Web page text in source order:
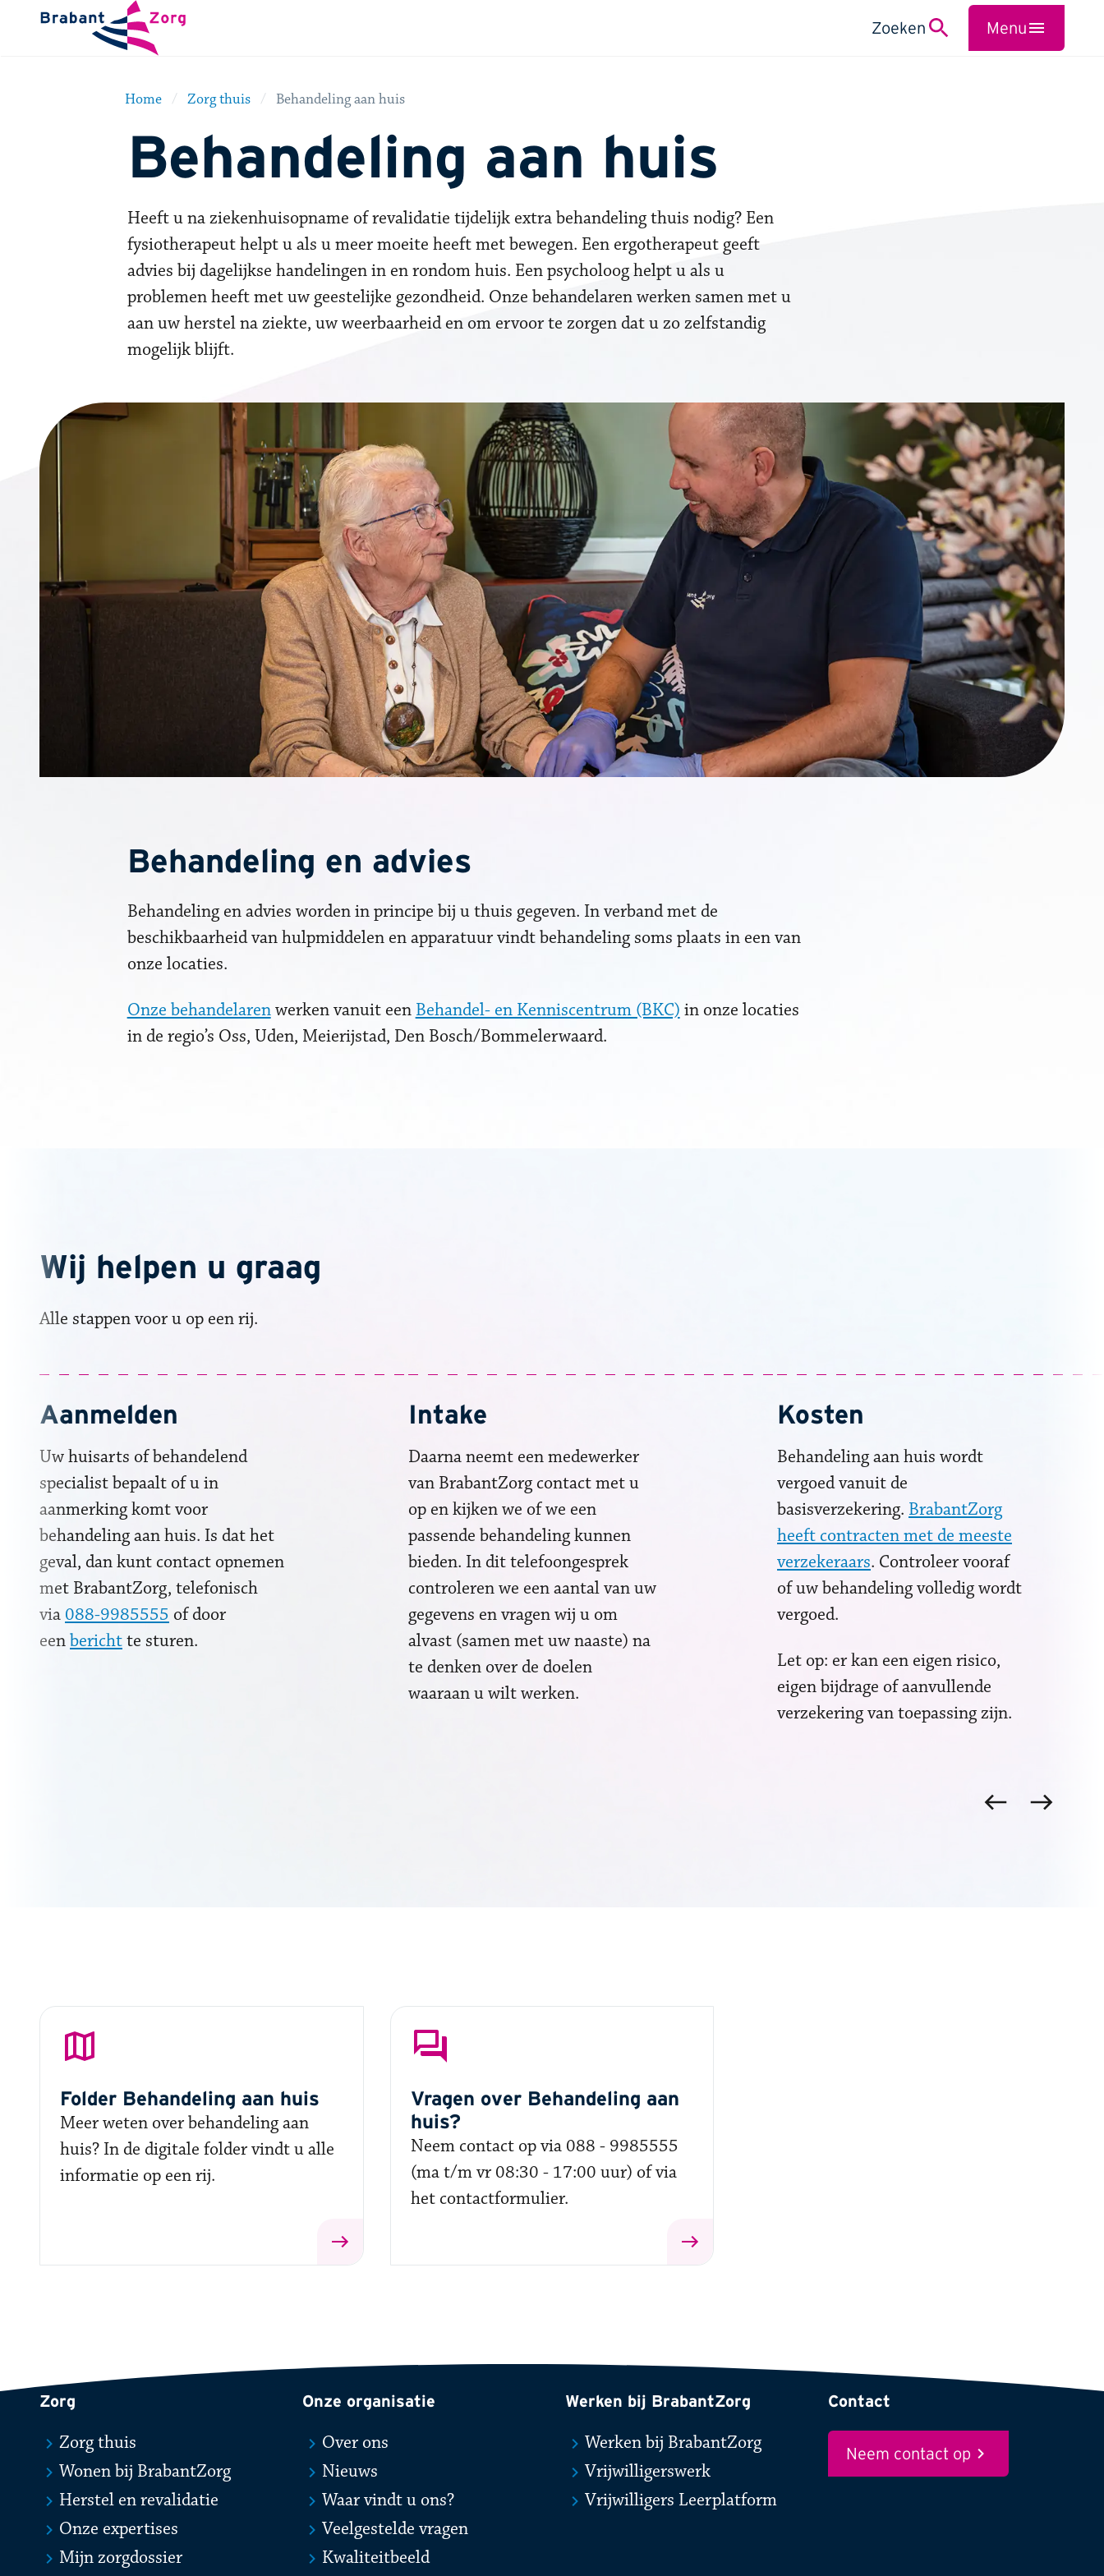
BrabantZorg Logo
Zoeken Menu
Sluiten
Home Zorg thuis Behandeling aan huis
Behandeling aan huis
Heeft u na ziekenhuisopname of revalidatie tijdelijk extra behandeling thuis nodig? Een
fysiotherapeut helpt u als u meer moeite heeft met bewegen. Een ergotherapeut geeft
advies bij dagelijkse handelingen in en rondom huis. Een psycholoog helpt u als u
problemen heeft met uw geestelijke gezondheid. Onze behandelaren werken samen met u
aan uw herstel na ziekte, uw weerbaarheid en om ervoor te zorgen dat u zo zelfstandig
mogelijk blijft.
Behandeling en advies
Behandeling en advies worden in principe bij u thuis gegeven. In verband met de
beschikbaarheid van hulpmiddelen en apparatuur vindt behandeling soms plaats in een van
onze locaties.
Onze behandelarenwerken vanuit een Behandel- en Kenniscentrum (BKC) in onze locaties
in de regio’s Oss, Uden, Meierijstad, Den Bosch/Bommelerwaard.
Wij helpen u graag
Alle stappen voor u op een rij.
Aanmelden
Uw huisarts of behandelend
specialist bepaalt of u in
aanmerking komt voor
behandeling aan huis. Is dat het
geval, dan kunt contact opnemen
met BrabantZorg, telefonisch
via 088-9985555 of door
eenberichtte sturen.
Intake
Daarna neemt een medewerker
van BrabantZorg contact met u
op en kijken we of we een
passende behandeling kunnen
bieden. In dit telefoongesprek
controleren we een aantal van uw
gegevens en vragen wij u om
alvast (samen met uw naaste) na
te denken over de doelen
waaraan u wilt werken.
Kosten
Behandeling aan huis wordt
vergoed vanuit de
basisverzekering. BrabantZorg
heeft contracten met de meeste
verzekeraars. Controleer vooraf
of uw behandeling volledig wordt
vergoed.
Let op: er kan een eigen risico,
eigen bijdrage of aanvullende
verzekering van toepassing zijn.
Vorige Volgende
Folder Behandeling aan huis
Meer weten over behandeling aan
huis? In de digitale folder vindt u alle
informatie op een rij.
Vragen over Behandeling aan
huis?
Neem contact op via 088 - 9985555
(ma t/m vr 08:30 - 17:00 uur) of via
het contactformulier.
Zorg
Zorg thuis
Wonen bij BrabantZorg
Herstel en revalidatie
Onze expertises
Mijn zorgdossier
Onze organisatie
Over ons
Nieuws
Waar vindt u ons?
Veelgestelde vragen
Kwaliteitbeeld
Werken bij BrabantZorg
Werken bij BrabantZorg
Vrijwilligerswerk
Vrijwilligers Leerplatform
Contact
Neem contact op